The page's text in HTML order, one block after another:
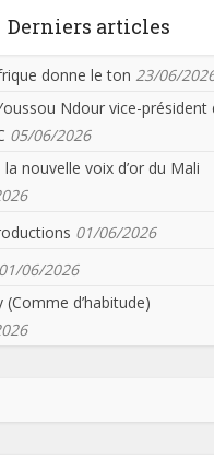
Derniers articles
donne le ton 23/06/
Ndour vice-président
05/06/2026
nouvelle voix d’or du Mali
01/06/2026
01/06/2026
(Comme d’habitude)